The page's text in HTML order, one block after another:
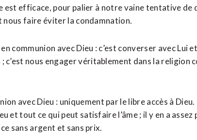
est efficace, pour palier à notre vaine tentative de
faire éviter la condamnation.
communion avec Dieu : c’est converser avec Lui
c’est nous engager véritablement dans la religion
avec Dieu : uniquement par le libre accès à Dieu.
et tout ce qui peut satisfaire l’âme ; il y en a assez
sans argent et sans prix.